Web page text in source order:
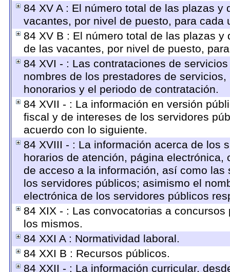
84 XV A : El número total de las plazas
vacantes, por nivel de puesto, para cada
84 XV B : El número total de las plazas
de las vacantes, por nivel de puesto,
84 XVI - : Las contrataciones de
nombres de los prestadores de
honorarios y el periodo de contratación.
84 XVII - : La información en versión
fiscal y de intereses de los servidores
acuerdo con lo siguiente.
84 XVIII - : La información acerca de los
horarios de atención, página
de acceso a la información, así como
los servidores públicos; asimismo el
electrónica de los servidores públicos
84 XIX - : Las convocatorias a
los mismos.
84 XXI A : Normatividad laboral.
84 XXI B : Recursos públicos.
84 XXII - : La información curricular,